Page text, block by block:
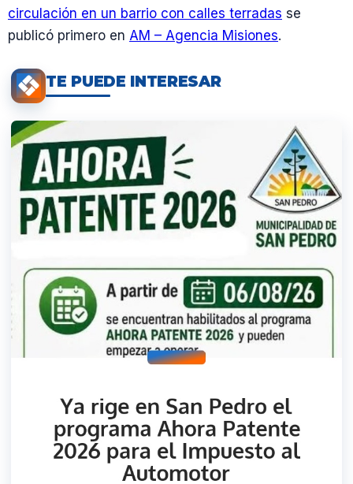
circulación en un barrio con calles terradas se
publicó primero en AM – Agencia Misiones.
TE PUEDE INTERESAR